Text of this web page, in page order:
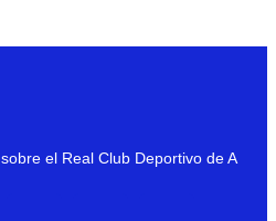
sobre el Real Club Deportivo de A